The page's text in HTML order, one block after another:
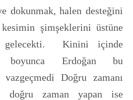
dokunmak, halen desteğini
kesimin şimşeklerini üstüne
gelecekti. Kinini içinde
boyunca Erdoğan bu
Doğru zamanı
zaman yapan ise